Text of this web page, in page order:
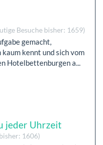
Besuche bisher: 1659)
gemacht,
kennt und sich vom
Hotelbettenburgen a...
jeder Uhrzeit
1606)